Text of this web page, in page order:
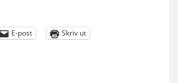
E-post Skriv ut